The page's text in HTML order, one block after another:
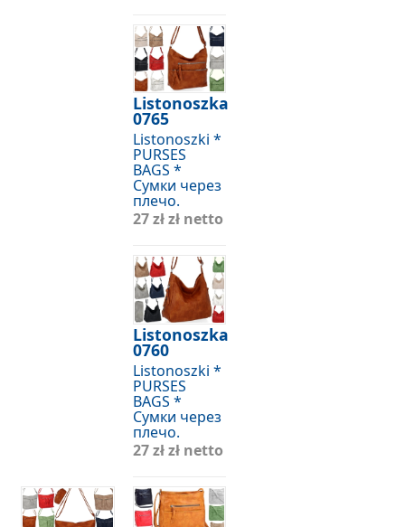
Listonoszka
0765
Listonoszki *
PURSES
BAGS *
Сумки через
плечо.
27 złzł netto
Listonoszka
0760
Listonoszki *
PURSES
BAGS *
Сумки через
плечо.
27 złzł netto